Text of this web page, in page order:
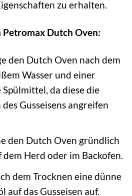
zu erhalten.
Petromax Dutch Oven:
den Dutch Oven nach dem
Wasser und einer
da diese die
Gusseisens angreifen
den Dutch Oven gründlich
dem Herd oder im Backofen.
dem Trocknen eine dünne
auf das Gusseisen auf.